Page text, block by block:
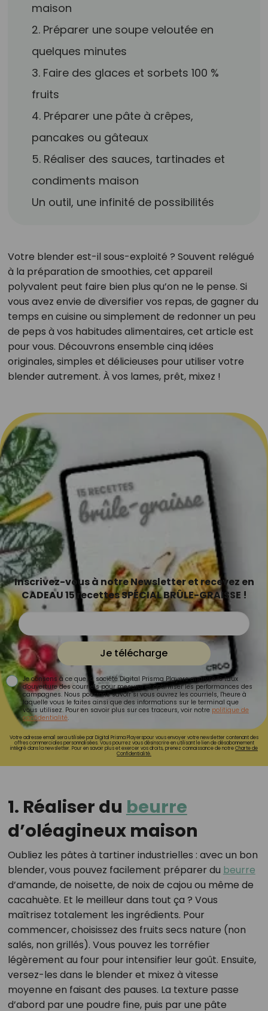
maison
2. Préparer une soupe veloutée en
quelques minutes
3. Faire des glaces et sorbets 100 %
fruits
4. Préparer une pâte à crêpes,
pancakes ou gâteaux
5. Réaliser des sauces, tartinades et
condiments maison
Un outil, une infinité de possibilités
Votre blender est-il sous-exploité ? Souvent relégué
à la préparation de smoothies, cet appareil
polyvalent peut faire bien plus qu’on ne le pense. Si
vous avez envie de diversifier vos repas, de gagner du
temps en cuisine ou simplement de redonner un peu
de peps à vos habitudes alimentaires, cet article est
pour vous. Découvrons ensemble cinq idées
originales, simples et délicieuses pour utiliser votre
blender autrement. À vos lames, prêt, mixez !
Inscrivez-vous à notre Newsletter et recevez en
CADEAU 15 recettes SPÉCIAL BRÛLE-GRAISSE !
Je télécharge
Je consens à ce que la société Digital Prisma Players analyse le taux
d'ouverture des courriels pour mesurer et optimiser les performances des
campagnes. Nous pourrons savoir si vous ouvrez les courriels, l'heure à
laquelle vous le faites ainsi que des informations sur le terminal que
vous utilisez. Pour en savoir plus sur ces traceurs, voir notre politique de
confidentialité.
Votre adresse email sera utilisée par Digital Prisma Playerspour vous envoyer votre newsletter contenant des
offres commerciales personnalisées. Vous pourrez vous désinscrire en utilisant le lien de désabonnement
intégré dans la newsletter. Pour en savoir plus et exercer vos droits, prenez connaissance de notreCharte de
Confidentialité.
1. Réaliser du beurre
d’oléagineux maison
Oubliez les pâtes à tartiner industrielles : avec un bon
blender, vous pouvez facilement préparer du beurre
d’amande, de noisette, de noix de cajou ou même de
cacahuète. Et le meilleur dans tout ça ? Vous
maîtrisez totalement les ingrédients. Pour
commencer, choisissez des fruits secs nature (non
salés, non grillés). Vous pouvez les torréfier
légèrement au four pour intensifier leur goût. Ensuite,
versez-les dans le blender et mixez à vitesse
moyenne en faisant des pauses. La texture passe
d’abord par une poudre fine, puis par une pâte